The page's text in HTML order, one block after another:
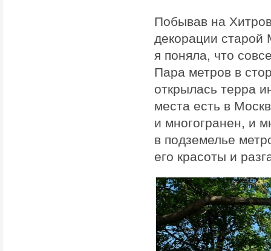
Побывав на
декорации старой
я поняла, что
Пара метров в
открылась терра
места есть в
и многогранен, и
в подземелье
его красоты и